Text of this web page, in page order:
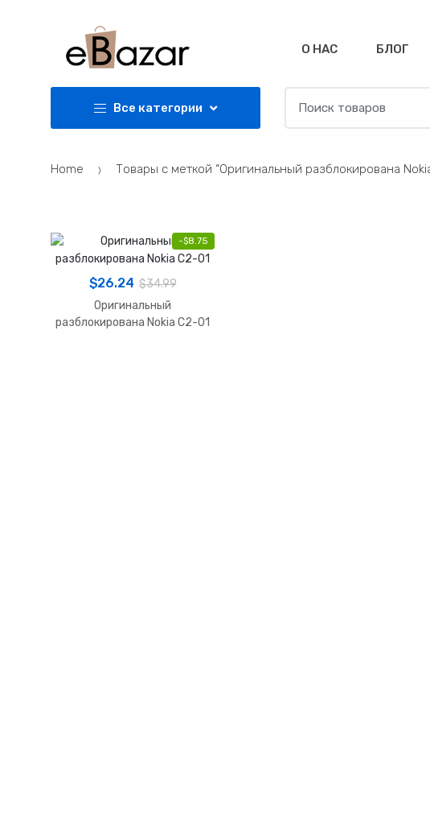
О НАС БЛОГ
Все категории
for:
Home Товары с меткой “Оригинальный разблокирована
-$8.75
$26.24 $34.99
Оригинальный
разблокирована Nokia C2-01